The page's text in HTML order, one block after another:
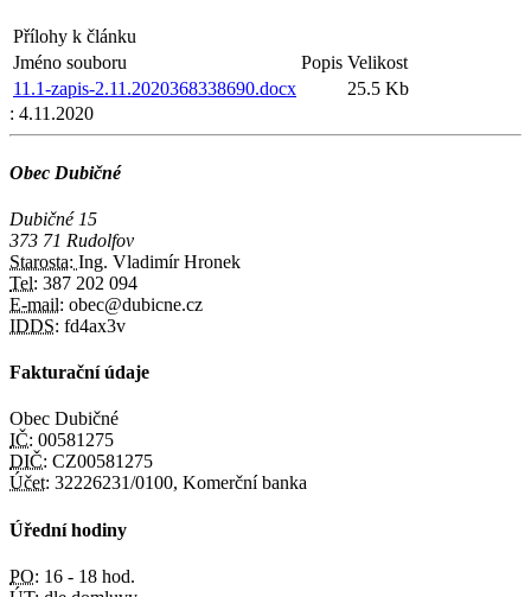
Přílohy k článku
Jméno souboru
Popis Velikost
11.1-zapis-2.11.2020368338690.docx
25.5 Kb
: 4.11.2020
Obec Dubičné
Dubičné 15
373 71 Rudolfov
Starosta: Ing. Vladimír Hronek
Tel: 387 202 094
E-mail: obec@dubicne.cz
IDDS: fd4ax3v
Fakturační údaje
Obec Dubičné
IČ: 00581275
DIČ: CZ00581275
Účet: 32226231/0100, Komerční banka
Úřední hodiny
PO: 16 - 18 hod.